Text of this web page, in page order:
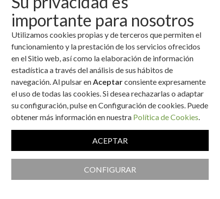
importante para nosotros
Utilizamos cookies propias y de terceros que permiten el
funcionamiento y la prestación de los servicios ofrecidos
en el Sitio web, así como la elaboración de información
estadística a través del análisis de sus hábitos de
navegación. Al pulsar enAceptarconsiente expresamente
el uso de todas las cookies. Si desea rechazarlas o adaptar
su configuración, pulse en Configuración de cookies. Puede
obtener más información en nuestra Política de Cookies.
ACEPTAR
CONFIGURAR
Ingredientes
100 gramos de arroz (peso en crudo).
300 gramos de judías blancas (peso en crudo).
2 dientes de ajo.
1 vaso de aceite de oliva de 0'4º.